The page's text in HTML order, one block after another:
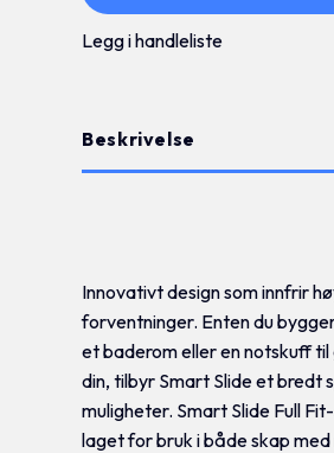
Legg i handleliste
Beskrivelse
Innovativt design som innfrir
forventninger. Enten du
et baderom eller en notskuff
din, tilbyr Smart Slide et bredt
muligheter. Smart Slide Full
laget for bruk i både skap